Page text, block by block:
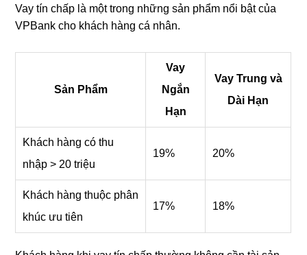
Vay tín chấp là một trong những sản phẩm nổi bật của
VPBank cho khách hàng cá nhân.
Sản Phẩm
Vay
Ngắn
Hạn
Vay Trung và
Dài Hạn
Khách hàng có thu
nhập > 20 triệu
19% 20%
Khách hàng thuộc phân
khúc ưu tiên
17% 18%